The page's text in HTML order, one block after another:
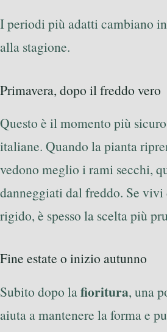
I periodi più adatti cambiano
alla stagione.
Primavera, dopo il freddo vero
Questo è il momento più
italiane. Quando la pianta
vedono meglio i rami secchi,
danneggiati dal freddo. Se vivi
rigido, è spesso la scelta più
Fine estate o inizio autunno
Subito dopo lafioritura, una
aiuta a mantenere la forma e